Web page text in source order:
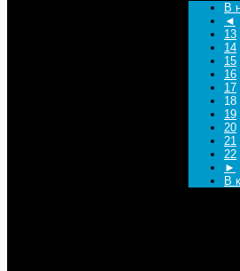
В
◄
13
14
15
16
17
18
19
20
21
22
►
В